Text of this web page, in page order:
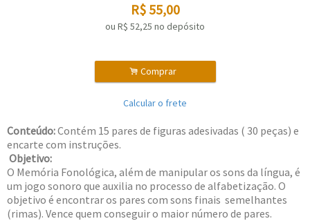
R$55,00
ou R$ 52,25 no depósito
. Comprar
Calcular o frete
Conteúdo:Contém 15 pares de figuras adesivadas ( 30 peças) e
encarte com instruções.
Objetivo:
O Memória Fonológica, além de manipular os sons da língua, é
um jogo sonoro que auxilia no processo de alfabetização. O
objetivo é encontrar os pares com sons finais semelhantes
(rimas). Vence quem conseguir o maior número de pares.